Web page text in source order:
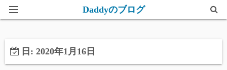
Daddyのブログ
このブログについて
日: 2020年1月16日